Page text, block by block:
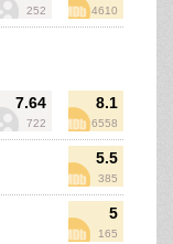
252 4610
7.64
722
8.1
6558
5.5
385
5
165